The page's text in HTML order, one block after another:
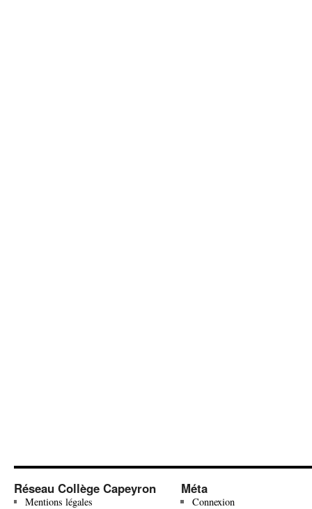
Réseau Collège Capeyron
Mentions légales
Méta
Connexion